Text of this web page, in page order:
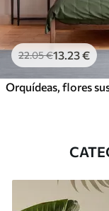
22.05€13.23€
Orquídeas, flores